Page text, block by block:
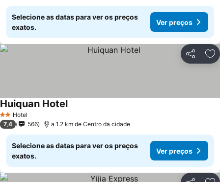
Selecione as datas para ver os preços
exatos.
Ver preços
Partilhar
2 Estrelas
Hotel
Huiquan Hotel
7,4 566 a 1.2 km de Centro da cidade
Selecione as datas para ver os preços
exatos.
Ver preços